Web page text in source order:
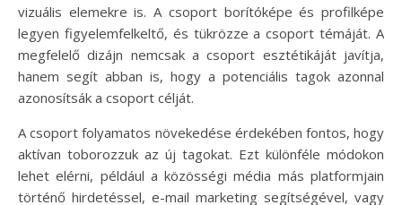
vizuális elemekre is. A csoport borítóképe és profilképe
legyen figyelemfelkeltő, és tükrözze a csoport témáját. A
megfelelő dizájn nemcsak a csoport esztétikáját javítja,
hanem segít abban is, hogy a potenciális tagok azonnal
azonosítsák a csoport célját.
A csoport folyamatos növekedése érdekében fontos, hogy
aktívan toborozzuk az új tagokat. Ezt különféle módokon
lehet elérni, például a közösségi média más platformjain
történő hirdetéssel, e-mail marketing segítségével, vagy